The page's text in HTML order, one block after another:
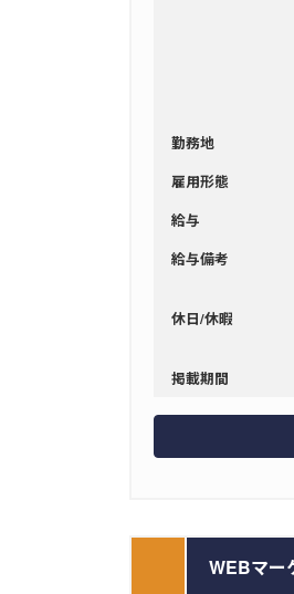
勤務地
雇用形態
給与
給与備考
休日/休暇
掲載期間
WEBマー